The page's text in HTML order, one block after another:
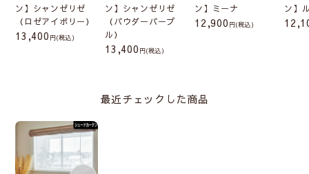
レールの幅から左右2cmず
レールの耐重量に注意して
シェードの取付け方法
ン】シャンゼリゼ
（ロゼアイボリー）
13,400 (税込)
ン】シャンゼリゼ
（パウダーパープ
ル）
13,400 (税込)
ン】ミーナ
12,900 (税込)
ン】
最近チェックした商品